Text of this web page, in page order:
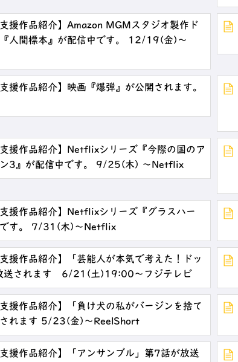
支援作品紹介】Amazon MGMスタジオ製作ド
人間標本』が配信中です。 12/19(金)～
援作品紹介】映画『爆弾』が公開されます。
支援作品紹介】Netflixシリーズ『今際の国のア
3』が配信中です。 9/25(木) ～Netflix
支援作品紹介】Netflixシリーズ『グラスハー
です。 7/31(木)～Netflix
支援作品紹介】「芸能人が本気で考えた！ドッ
送されます 6/21(土)19:00～フジテレビ
援作品紹介】「負け犬の私がバージンを捨て
されます 5/23(金)～ReelShort
支援作品紹介】「アンサンブル」第7話が放送